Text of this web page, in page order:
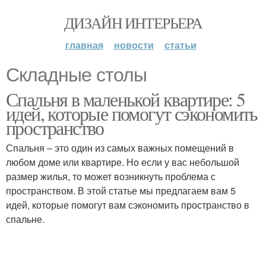
ДИЗАЙН ИНТЕРЬЕРА
главная новости статьи
Складные столы
Спальня в маленькой квартире: 5
идей, которые помогут сэкономить
пространство
Спальня – это один из самых важных помещений в
любом доме или квартире. Но если у вас небольшой
размер жилья, то может возникнуть проблема с
пространством. В этой статье мы предлагаем вам 5
идей, которые помогут вам сэкономить пространство в
спальне.